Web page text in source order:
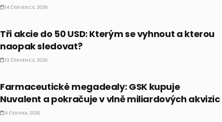
14 ČERVENCE, 2026
Tři akcie do 50 USD: Kterým se vyhnout a kterou
naopak sledovat?
13 ČERVENCE, 2026
Farmaceutické megadealy: GSK kupuje
Nuvalent a pokračuje v vlně miliardových akvizic
9 ČERVNA, 2026